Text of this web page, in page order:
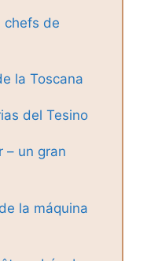
chefs de
la Toscana
del Tesino
– un gran
la máquina